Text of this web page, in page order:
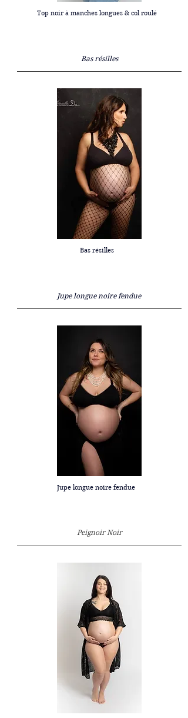
Top noir à manches longues & col roulé
Bas résilles
Bas résilles
Jupe longue noire fendue
Jupe longue noire fendue
Peignoir Noir